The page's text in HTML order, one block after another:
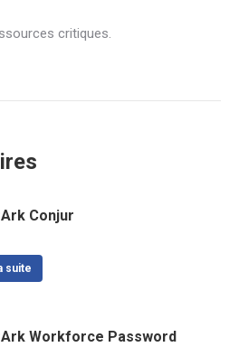
critiques.
Conjur
suite
Workforce Password